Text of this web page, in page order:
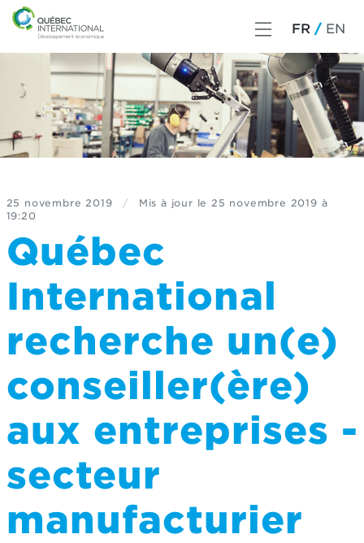
FR EN
25 novembre 2019 / Mis à jour le 25 novembre 2019 à
19:20
Québec
International
recherche un(e)
conseiller(ère)
aux entreprises -
secteur
manufacturier